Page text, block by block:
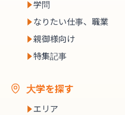
学問
なりたい仕事、職業
親御様向け
特集記事
大学を探す
エリア